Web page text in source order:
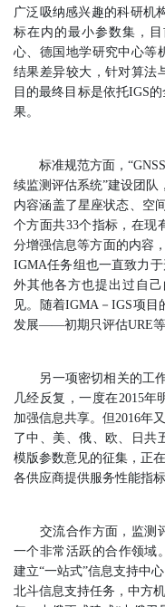
广泛吸纳感兴趣的科研机
标在内的最小参数集，
心、德国地学研究中心等
结果差异较大，针对算法
目的最终目标是依托IGS
果。
标准规范方面，“GNSS
续监测评估系统”建设团队
内容涵盖了星座状态、空
个方面共33个指标，在现
分增强信息等方面的内容
IGMA任务组也一直致力
外其他各方也提出过自
见。随着IGMA－IGS项
发展——初期只评估URE等
另一项密切相关的工作
几经反复，一度在2015
加强信息共享。但2016年
了中、美、俄、欧、日共
模版参数意见的征集，正
各供应商提供服务性能指标
交流合作方面，监测评
一个非常活跃的合作领域
建立“一站式”信息支持中
北斗信息支持任务，中方